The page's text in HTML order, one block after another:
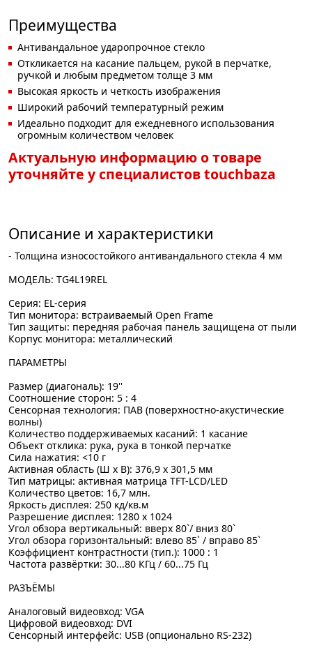
Преимущества
Антивандальное ударопрочное стекло
Откликается на касание пальцем, рукой в перчатке,
ручкой и любым предметом толще 3 мм
Высокая яркость и четкость изображения
Широкий рабочий температурный режим
Идеально подходит для ежедневного использования
огромным количеством человек
Актуальную информацию о товаре
уточняйте у специалистов touchbaza
Описание и характеристики
- Толщина износостойкого антивандального стекла 4 мм
МОДЕЛЬ: TG4L19REL
Серия: EL-серия
Тип монитора: встраиваемый Open Frame
Тип защиты: передняя рабочая панель защищена от пыли
Корпус монитора: металлический
ПАРАМЕТРЫ
Размер (диагональ): 19''
Соотношение сторон: 5 : 4
Сенсорная технология: ПАВ (поверхностно-акустические
волны)
Количество поддерживаемых касаний: 1 касание
Объект отклика: рука, рука в тонкой перчатке
Сила нажатия: <10 г
Активная область (Ш x В): 376,9 x 301,5 мм
Тип матрицы: активная матрица TFT-LCD/LED
Количество цветов: 16,7 млн.
Яркость дисплея: 250 кд/кв.м
Разрешение дисплея: 1280 x 1024
Угол обзора вертикальный: вверх 80`/ вниз 80`
Угол обзора горизонтальный: влево 85` / вправо 85`
Коэффициент контрастности (тип.): 1000 : 1
Частота развёртки: 30...80 КГц / 60...75 Гц
РАЗЪЁМЫ
Аналоговый видеовход: VGA
Цифровой видеовход: DVI
Сенсорный интерфейс: USB (опционально RS-232)